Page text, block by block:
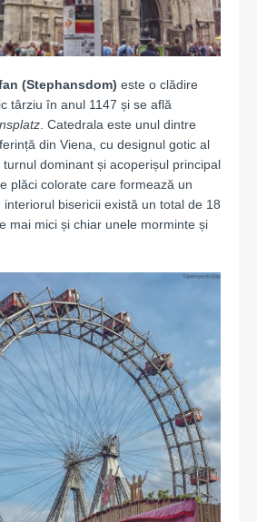
(Stephansdom) este o clădire
târziu în anul 1147 și se află
. Catedrala este unul dintre
din Viena, cu designul gotic al
dominant și acoperișul principal
plăci colorate care formează un
bisericii există un total de 18
mai mici și chiar unele morminte și